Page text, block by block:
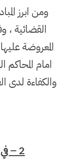
ومن ابرز
القضائية ،
المعروضة
امام المحاكم
والكفاءة لدى